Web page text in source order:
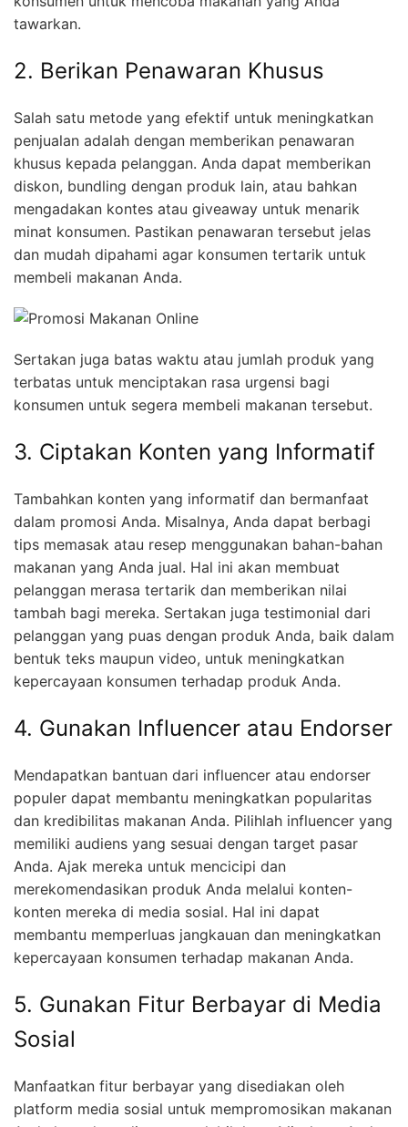
tawarkan.
2. Berikan Penawaran Khusus
Salah satu metode yang efektif untuk meningkatkan
penjualan adalah dengan memberikan penawaran
khusus kepada pelanggan. Anda dapat memberikan
diskon, bundling dengan produk lain, atau bahkan
mengadakan kontes atau giveaway untuk menarik
minat konsumen. Pastikan penawaran tersebut jelas
dan mudah dipahami agar konsumen tertarik untuk
membeli makanan Anda.
Sertakan juga batas waktu atau jumlah produk yang
terbatas untuk menciptakan rasa urgensi bagi
konsumen untuk segera membeli makanan tersebut.
3. Ciptakan Konten yang Informatif
Tambahkan konten yang informatif dan bermanfaat
dalam promosi Anda. Misalnya, Anda dapat berbagi
tips memasak atau resep menggunakan bahan-bahan
makanan yang Anda jual. Hal ini akan membuat
pelanggan merasa tertarik dan memberikan nilai
tambah bagi mereka. Sertakan juga testimonial dari
pelanggan yang puas dengan produk Anda, baik dalam
bentuk teks maupun video, untuk meningkatkan
kepercayaan konsumen terhadap produk Anda.
4. Gunakan Influencer atau Endorser
Mendapatkan bantuan dari influencer atau endorser
populer dapat membantu meningkatkan popularitas
dan kredibilitas makanan Anda. Pilihlah influencer yang
memiliki audiens yang sesuai dengan target pasar
Anda. Ajak mereka untuk mencicipi dan
merekomendasikan produk Anda melalui konten-
konten mereka di media sosial. Hal ini dapat
membantu memperluas jangkauan dan meningkatkan
kepercayaan konsumen terhadap makanan Anda.
5. Gunakan Fitur Berbayar di Media
Sosial
Manfaatkan fitur berbayar yang disediakan oleh
platform media sosial untuk mempromosikan makanan